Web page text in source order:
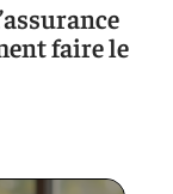
faire le